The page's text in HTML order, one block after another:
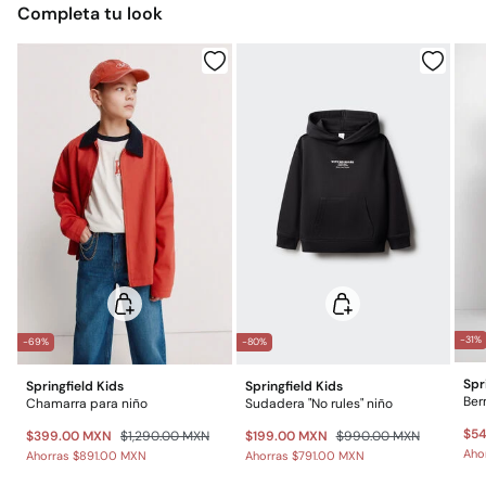
No lavar en seco
Otros estados de la República Mexicana: 2-5 días
*Días laborables (L-V).
Envío a almacén
Completa tu look
-69%
Springfield Kids
Chamarra para niño
$399.00 MXN $1,290.00 MXN
Ahorras $891.00 MXN
-80%
Springfield Kids
Sudadera "No rules" niño
$199.00 MXN $990.00 MXN
Ahorras $791.00 MXN
-31%